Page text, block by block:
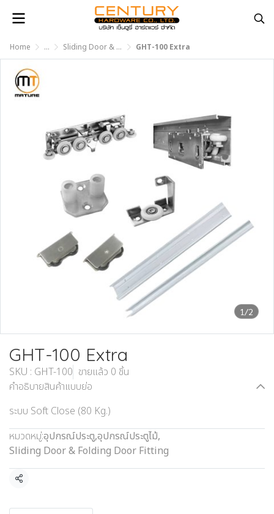
Home ... Sliding Door & Folding Door Fitting GHT-100 Extra
1/2
GHT-100 Extra
SKU : GHT-100 ขายแล้ว 0 ชิ้น
คำอธิบายสินค้าแบบย่อ
ระบบ Soft Close (80 Kg.)
หมวดหมู่:อุปกรณ์ประตู,อุปกรณ์ประตูไม้,
Sliding Door & Folding Door Fitting
แชร์